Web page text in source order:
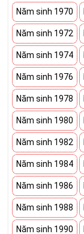
Năm sinh 1970
Năm sinh 1972
Năm sinh 1974
Năm sinh 1976
Năm sinh 1978
Năm sinh 1980
Năm sinh 1982
Năm sinh 1984
Năm sinh 1986
Năm sinh 1988
Năm sinh 1990